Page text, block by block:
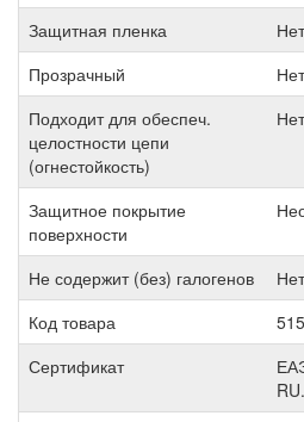
Защитная пленка
Нет
Прозрачный
Нет
Подходит для обеспеч.
целостности цепи
(огнестойкость)
Нет
Защитное покрытие
поверхности
Не содержит (без) галогенов
Нет
Код товара
Сертификат